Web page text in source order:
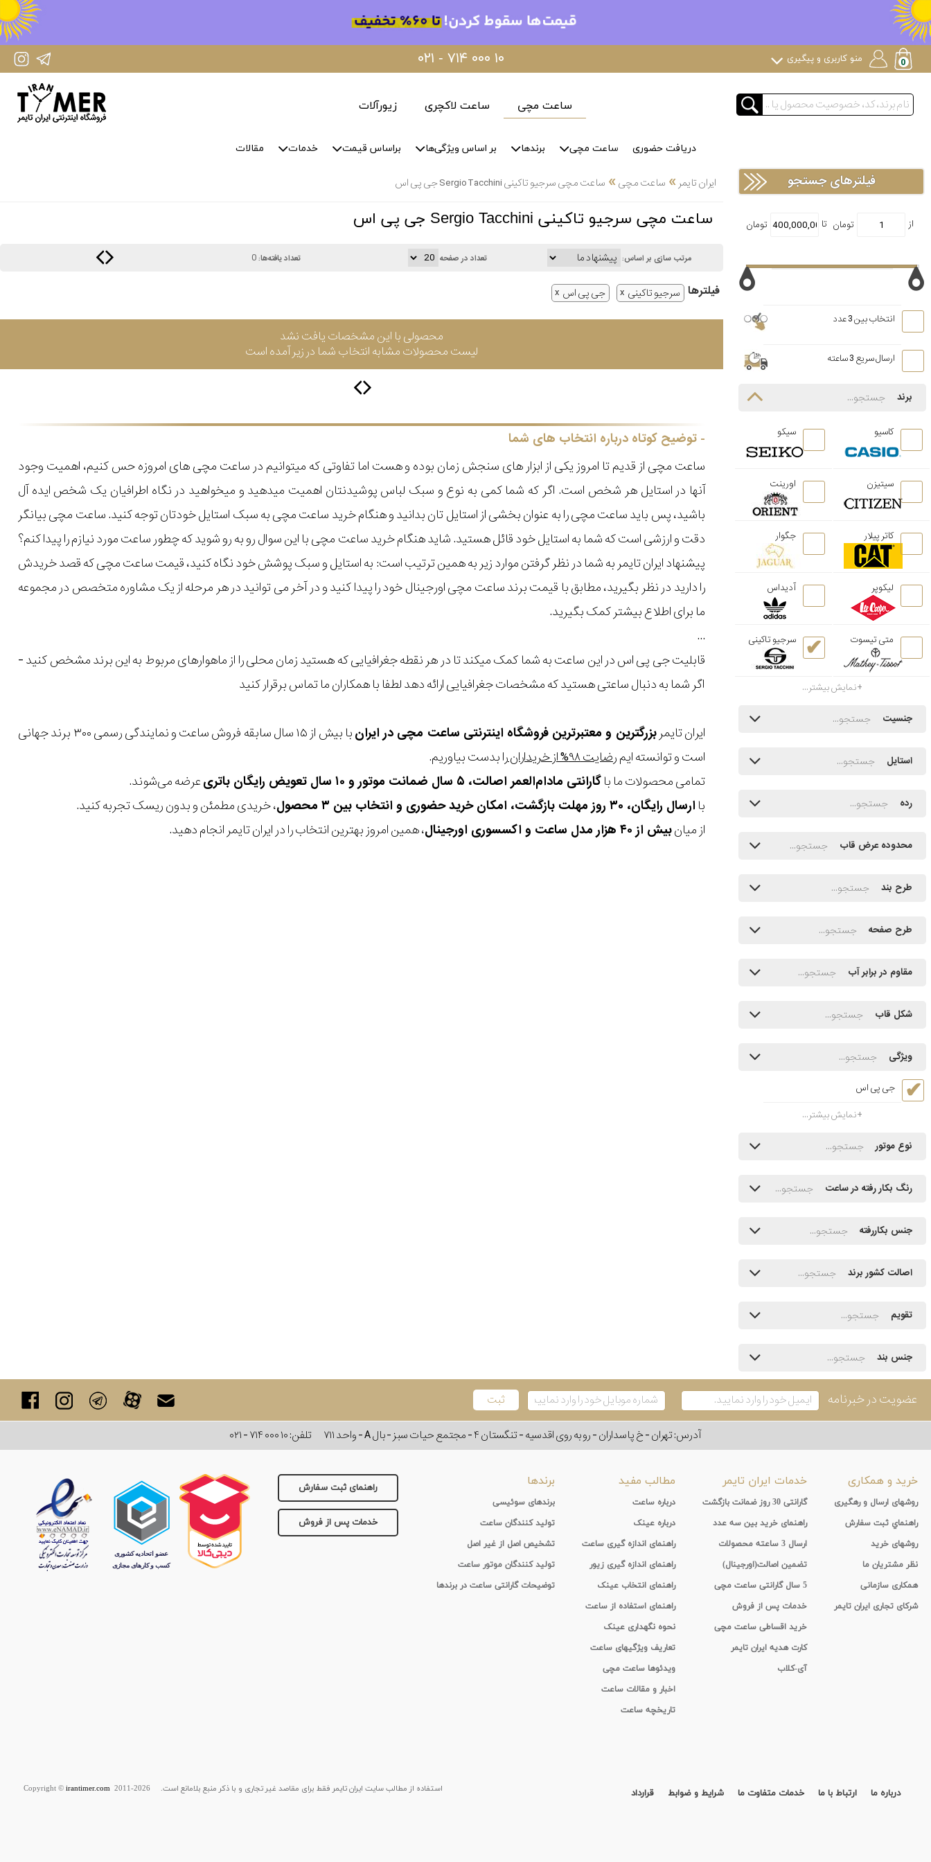
IranTimer Instagram Page ۰۲۱ - ۷۱۴ ۰۰۰ ۱۰ منو کاربری و پیگیری
ساعت مچی ساعت لاکچری زیورآلات
دریافت حضوری ساعت مچی برندها بر اساس ویژگی‌ها براساس قیمت خدمات مقالات
ایران تایمر » ساعت مچی» ساعت مچی سرجیو تاکینی Sergio Tacchini جی پی اس
ساعت مچی سرجیو تاکینی Sergio Tacchini جی پی اس
مرتب سازی بر اساس: تعداد در صفحه تعداد یافته‌ها:0
فیلتر‌ها سرجیو تاکینی جی پی اس
محصولی با این مشخصات یافت نشد
لیست محصولات مشابه انتخاب شما در زیر آمده است
توضیح کوتاه درباره انتخاب های شما
ساعت مچی از قدیم تا امروز یکی از ابزار های سنجش زمان بوده و هست اما تفاوتی که میتوانیم در ساعت مچی های امروزه حس کنیم، اهمیت وجود
آنها در استایل هر شخص است. اگر که شما کمی به نوع و سبک لباس پوشیدنتان اهمیت میدهید و میخواهید در نگاه اطرافیان یک شخص ایده آل
باشید، پس باید ساعت مچی را به عنوان بخشی از استایل تان بدانید و هنگام خرید ساعت مچی به سبک استایل خودتان توجه کنید. ساعت مچی بیانگر
دقت و ارزشی است که شما به استایل خود قائل هستید. شاید هنگام خرید ساعت مچی با این سوال رو به رو شوید که چطور ساعت مورد نیازم را پیدا کنم؟
پیشنهاد ایران تایمر به شما در نظر گرفتن موارد زیر به همین ترتیب است: به استایل و سبک پوشش خود نگاه کنید، قیمت ساعت مچی که قصد خریدش
را دارید در نظر بگیرید، مطابق با قیمت برند ساعت مچی اورجینال خود را پیدا کنید و در آخر می توانید در هر مرحله از یک مشاوره متخصص در مجموعه
ما برای اطلاع بیشتر کمک بگیرید.
...
قابلیت جی پی اس در این ساعت به شما کمک میکند تا در هر نقطه جغرافیایی که هستید زمان محلی را از ماهوارهای مربوط به این برند مشخص کنید -
اگر شما به دنبال ساعتی هستید که مشخصات جغرافیایی ارائه دهد لطفا با همکاران ما تماس برقرار کنید
ایران تایمربزرگترین و معتبرترین فروشگاه اینترنتی ساعت مچی در ایران
با بیش از ۱۵ سال سابقه فروش ساعت و نمایندگی رسمی ۳۰۰ برند جهانی
است و توانسته ایمرضایت ۹۸% از خریداران
را بدست بیاوریم.
تمامی محصولات ما باگارانتی مادام‌العمر اصالت، ۵ سال ضمانت موتور و ۱۰ سال تعویض رایگان باتری
عرضه می‌شوند.
باارسال رایگان، ۳۰ روز مهلت بازگشت، امکان خرید حضوری و انتخاب بین ۳ محصول
، خریدی مطمئن و بدون ریسک تجربه کنید.
از میانبیش از ۴۰ هزار مدل ساعت و اکسسوری اورجینال ، همین امروز بهترین انتخاب را در ایران تایمر انجام دهید.
فیلترهای جستجو
انتخاب بین 3 عدد
ارسال سریع 3 ساعته
برند
کاسیو سیکو
سیتیزن اورینت
کاتر پیلار جگوار
لیکوپر آدیداس
متی تیسوت سرجیو تاکینی
نمایش بیشتر...
جنسیت
استایل
رده
محدوده عرض قاب
طرح بند
طرح صفحه
مقاوم در برابر آب
شکل قاب
ویژگی
جی پی اس
نمایش بیشتر...
نوع موتور
رنگ بکار رفته در ساعت
جنس بکاررفته
اصالت کشور برند
تقویم
جنس بند
عضویت در خبرنامه
آدرس: تهران - خ پاسداران - رو به روی اقدسیه - تنگستان ۴ - مجتمع حیات سبز - بال A - واحد ۷۱۱ تلفن:۰۲۱ - ۷۱۴ ۰۰۰ ۱۰
راهنمای ثبت سفارش
خدمات پس از فروش
خرید و همکاری
روشهای ارسال و رهگیری
راهنماي ثبت سفارش
روشهای خرید
نظر مشتریان ما
همکاری سازمانی
شرکای تجاری ایران تایمر
خدمات ایران تایمر
گارانتی 30 روز ضمانت بازگشت
راهنمای خرید بین سه عدد
ارسال 3 ساعته محصولات
تضمین اصالت(اورجینال)
5 سال گارانتی ساعت مچی
خدمات پس از فروش
خرید اقساطی ساعت مچی
کارت هدیه ایران تایمر
آی-کلاب
مطالب مفید
درباره ساعت
درباره عینک
راهنمای اندازه گیری ساعت
راهنمای اندازه گیری زیور
راهنمای انتخاب عینک
راهنمای استفاده از ساعت
نحوه نگهداری عینک
تعاریف ویژگیهای ساعت
ویدئوها ساعت مچی
اخبار و مقالات ساعت
تاریخچه ساعت
برندها
برندهای سوئیسی
تولید کنندگان ساعت
تشخیص اصل از غیر اصل
تولید کنندگان موتور ساعت
توضیحات گارانتی ساعت در برندها
درباره ما ارتباط با ما خدمات متفاوت ما شرایط و ضوابط قرارداد استفاده از مطالب سايت ایران تایمر فقط برای مقاصد غیر تجاری و با ذکر منبع بلامانع است. Copyright © irantimer.com2011-2026